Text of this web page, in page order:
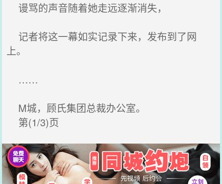
谩骂的声音随着她走远逐渐消失，
记者将这一幕如实记录下来，发布到了网
上。
……
M城，顾氏集团总裁办公室。
第(1/3)页